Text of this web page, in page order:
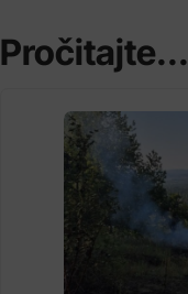
Pročitajte...